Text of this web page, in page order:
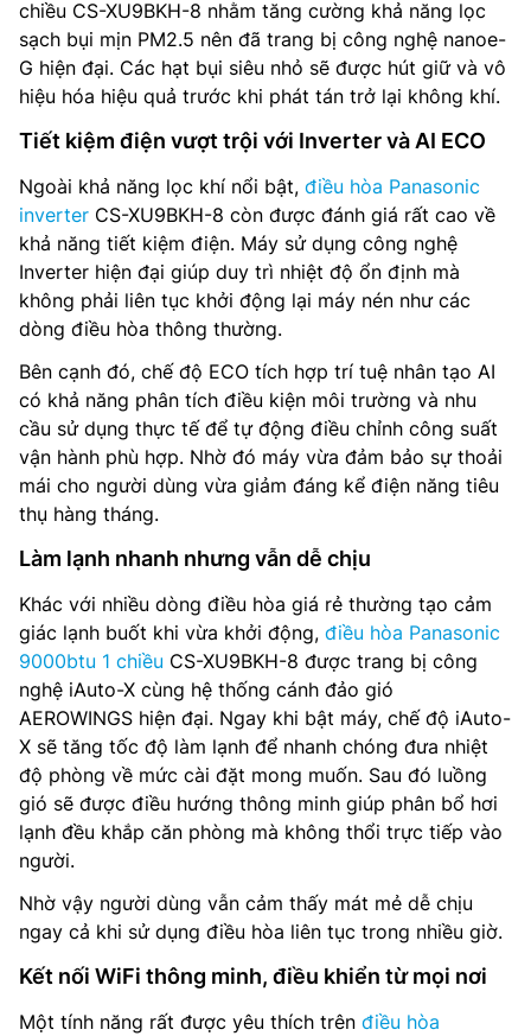
chiều CS-XU9BKH-8 nhằm tăng cường khả năng lọc
sạch bụi mịn PM2.5 nên đã trang bị công nghệ nanoe-
G hiện đại. Các hạt bụi siêu nhỏ sẽ được hút giữ và vô
hiệu hóa hiệu quả trước khi phát tán trở lại không khí.
Tiết kiệm điện vượt trội với Inverter và AI ECO
Ngoài khả năng lọc khí nổi bật, điều hòa Panasonic
inverter CS-XU9BKH-8 còn được đánh giá rất cao về
khả năng tiết kiệm điện. Máy sử dụng công nghệ
Inverter hiện đại giúp duy trì nhiệt độ ổn định mà
không phải liên tục khởi động lại máy nén như các
dòng điều hòa thông thường.
Bên cạnh đó, chế độ ECO tích hợp trí tuệ nhân tạo AI
có khả năng phân tích điều kiện môi trường và nhu
cầu sử dụng thực tế để tự động điều chỉnh công suất
vận hành phù hợp. Nhờ đó máy vừa đảm bảo sự thoải
mái cho người dùng vừa giảm đáng kể điện năng tiêu
thụ hàng tháng.
Làm lạnh nhanh nhưng vẫn dễ chịu
Khác với nhiều dòng điều hòa giá rẻ thường tạo cảm
giác lạnh buốt khi vừa khởi động, điều hòa Panasonic
9000btu 1 chiều CS-XU9BKH-8 được trang bị công
nghệ iAuto-X cùng hệ thống cánh đảo gió
AEROWINGS hiện đại. Ngay khi bật máy, chế độ iAuto-
X sẽ tăng tốc độ làm lạnh để nhanh chóng đưa nhiệt
độ phòng về mức cài đặt mong muốn. Sau đó luồng
gió sẽ được điều hướng thông minh giúp phân bổ hơi
lạnh đều khắp căn phòng mà không thổi trực tiếp vào
người.
Nhờ vậy người dùng vẫn cảm thấy mát mẻ dễ chịu
ngay cả khi sử dụng điều hòa liên tục trong nhiều giờ.
Kết nối WiFi thông minh, điều khiển từ mọi nơi
Một tính năng rất được yêu thích trên điều hòa